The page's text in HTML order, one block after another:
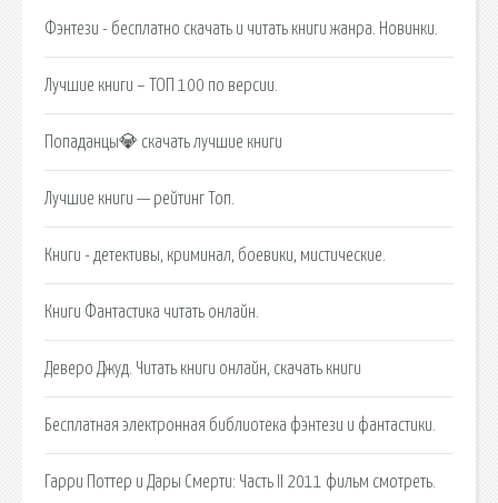
Фэнтези - бесплатно скачать и читать книги жанра. Новинки.
Лучшие книги – ТОП 100 по версии.
Попаданцы💎 скачать лучшие книги
Лучшие книги — рейтинг Топ.
Книги - детективы, криминал, боевики, мистические.
Книги Фантастика читать онлайн.
Деверо Джуд. Читать книги онлайн, скачать книги
Бесплатная электронная библиотека фэнтези и фантастики.
Гарри Поттер и Дары Смерти: Часть II 2011 фильм смотреть.